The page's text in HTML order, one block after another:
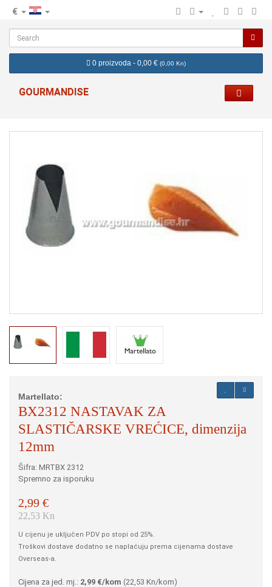
€ hr
0 proizvoda - 0,00 € (0,00 Kn)
GOURMANDISE
Martellato:
BX2312 NASTAVAK ZA
SLASTIČARSKE VREĆICE, dimenzija
12mm
Šifra: MRTBX 2312
Spremno za isporuku
2,99 €
22,53 Kn
U cijenu je uključen PDV po stopi od 25%.
Troškovi dostave dodatno se naplaćuju prema cijenama dostave
Overseas-a.
Cijena za jed. mj.: 2,99 €/kom (22,53 Kn/kom)